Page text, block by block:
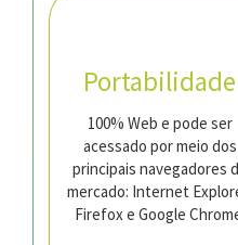
Portabilidade
100% Web e pode ser
acessado por meio dos
principais navegadores
mercado: Internet
Firefox e Google